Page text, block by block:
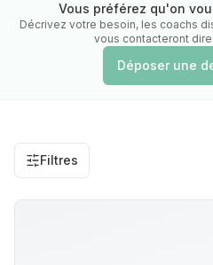
Vous préférez qu'on
Décrivez votre besoin, les coachs
vous contacteront
Déposer une
Filtres